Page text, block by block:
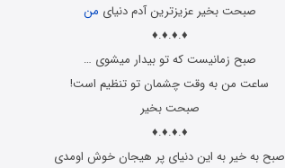
صبحت بخیر عزیزترین آدم دنیای من
♦.♦.♦.♦
صبح زمانیست که تو بیدار میشوی …
ساعت من به وقت چشمان تو تنظیم است!
صبحت بخیر
♦.♦.♦.♦
صبح به خیر به این دنیای پر هیجان خوش اومدی